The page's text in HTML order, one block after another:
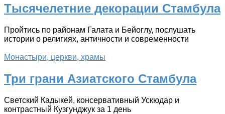
Тысячелетние декорации Стамбула
Пройтись по районам Галата и Бейоглу, послушать
истории о религиях, античности и современности
Монастыри, церкви, храмы
Три грани Азиатского Стамбула
Светский Кадыкей, консервативный Ускюдар и
контрастный Кузгунджук за 1 день